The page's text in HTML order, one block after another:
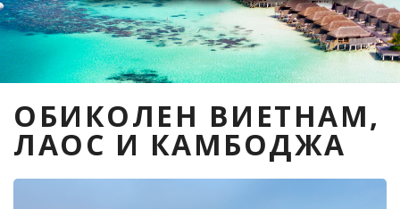
ОБИКОЛЕН ВИЕТНАМ,
ЛАОС И КАМБОДЖА